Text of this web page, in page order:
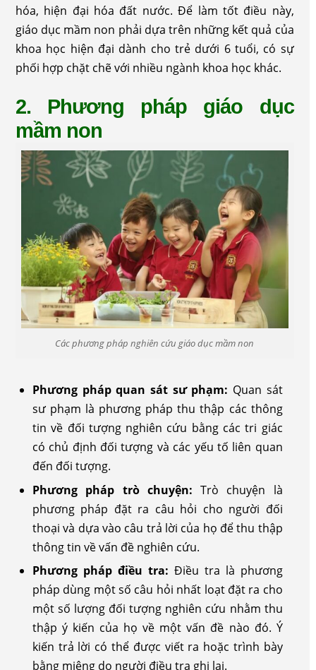
hóa, hiện đại hóa đất nước. Để làm tốt điều này,
giáo dục mầm non phải dựa trên những kết quả của
khoa học hiện đại dành cho trẻ dưới 6 tuổi, có sự
phối hợp chặt chẽ với nhiều ngành khoa học khác.
2. Phương pháp giáo dục
mầm non
Các phương pháp nghiên cứu giáo dục mầm non
Phương pháp quan sát sư phạm: Quan sát
sư phạm là phương pháp thu thập các thông
tin về đối tượng nghiên cứu bằng các tri giác
có chủ định đối tượng và các yếu tố liên quan
đến đối tượng.
Phương pháp trò chuyện:Trò chuyện là
phương pháp đặt ra câu hỏi cho người đối
thoại và dựa vào câu trả lời của họ để thu thập
thông tin về vấn đề nghiên cứu.
Phương pháp điều tra: Điều tra là phương
pháp dùng một số câu hỏi nhất loạt đặt ra cho
một số lượng đối tượng nghiên cứu nhằm thu
thập ý kiến của họ về một vấn đề nào đó. Ý
kiến trả lời có thể được viết ra hoặc trình bày
bằng miệng do người điều tra ghi lại.